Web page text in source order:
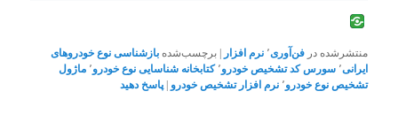
منتشرشده در فن‌آوری٬ نرم افزار |برچسب‌شده بازشناسی نوع خودروهای
ایرانی٬ سورس کد تشخیص خودرو٬ کتابخانه شناسایی نوع خودرو٬ ماژول
تشخیص نوع خودرو٬ نرم افزار تشخیص خودرو |پاسخ دهید